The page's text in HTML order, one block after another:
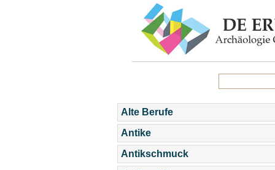
Alte Berufe
Antike
Antikschmuck